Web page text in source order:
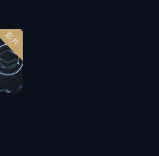
影片